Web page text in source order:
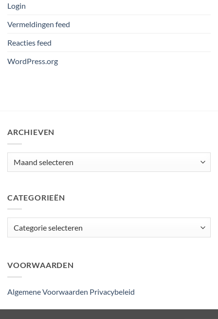
Login
Vermeldingen feed
Reacties feed
WordPress.org
ARCHIEVEN
CATEGORIEËN
VOORWAARDEN
Algemene Voorwaarden Privacybeleid